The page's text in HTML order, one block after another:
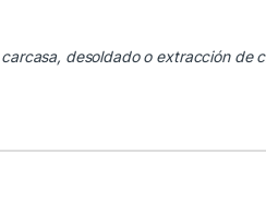
desoldado o extracción de